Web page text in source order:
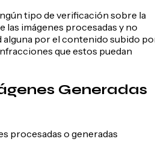
tipo de verificación sobre la
las imágenes procesadas y no
alguna por el contenido subido
que estos puedan
Generadas
procesadas o generadas